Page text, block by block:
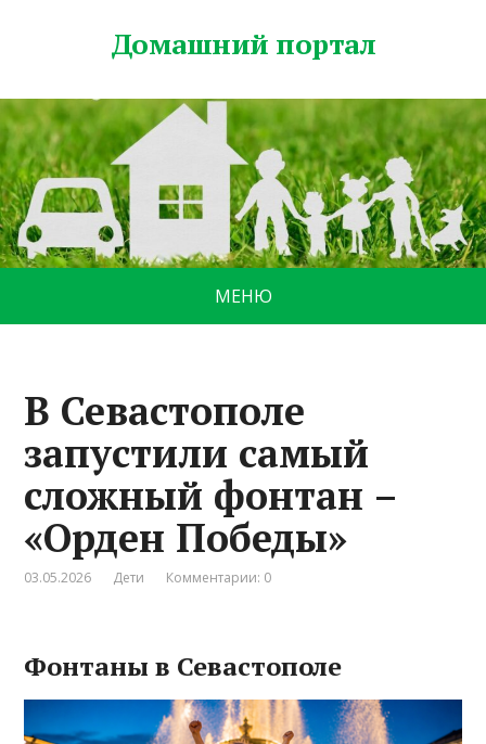
Домашний портал
МЕНЮ
В Севастополе
запустили самый
сложный фонтан –
«Орден Победы»
03.05.2026 Дети Комментарии: 0
Фонтаны в Севастополе